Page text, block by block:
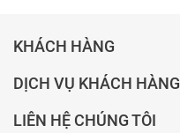
KHÁCH HÀNG
DỊCH VỤ KHÁCH HÀNG
LIÊN HỆ CHÚNG TÔI